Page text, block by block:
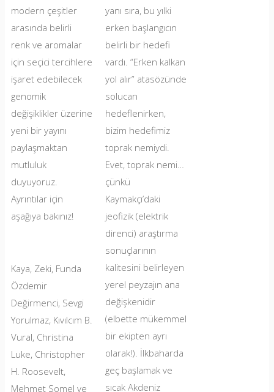
modern çeşitler
arasında belirli
renk ve aromalar
için seçici tercihlere
işaret edebilecek
genomik
değişiklikler üzerine
yeni bir yayını
paylaşmaktan
mutluluk
duyuyoruz.
Ayrıntılar için
aşağıya bakınız!
Kaya, Zeki, Funda
Özdemir
Değirmenci, Sevgi
Yorulmaz, Kıvılcım B.
Vural, Christina
Luke, Christopher
H. Roosevelt,
Mehmet Somel ve
yanı sıra, bu yılki
erken başlangıcın
belirli bir hedefi
vardı. “Erken kalkan
yol alır” atasözünde
solucan
hedeflenirken,
bizim hedefimiz
toprak nemiydi.
Evet, toprak nemi…
çünkü
Kaymakçı’daki
jeofizik (elektrik
direnci) araştırma
sonuçlarının
kalitesini belirleyen
yerel peyzajın ana
değişkenidir
(elbette mükemmel
bir ekipten ayrı
olarak!). İlkbaharda
geç başlamak ve
sıcak Akdeniz